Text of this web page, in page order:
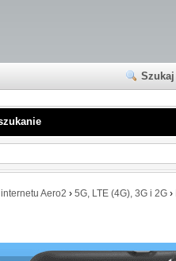
Szukaj
Aero2 › 5G, LTE (4G), 3G i 2G ›